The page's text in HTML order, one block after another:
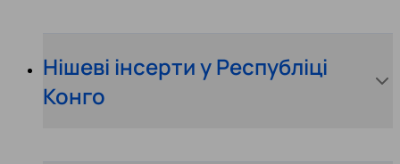
Нішеві інсерти у Республіці
Конго